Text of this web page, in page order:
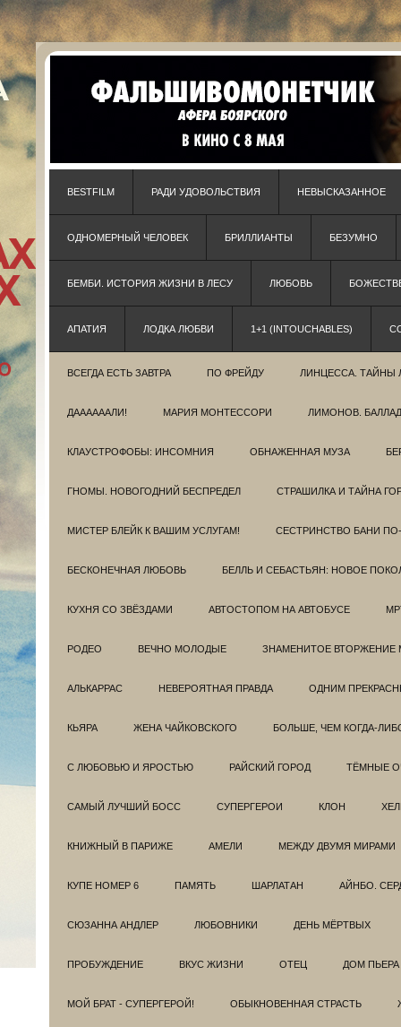
BESTFILM РАДИ УДОВОЛЬСТВИЯ НЕВЫСКАЗАННОЕ
ОДНОМЕРНЫЙ ЧЕЛОВЕК БРИЛЛИАНТЫ БЕЗУМНО
БЕМБИ. ИСТОРИЯ ЖИЗНИ В ЛЕСУ ЛЮБОВЬ
АПАТИЯ ЛОДКА ЛЮБВИ 1+1 (INTOUCHABLES)
ВСЕГДА ЕСТЬ ЗАВТРА ПО ФРЕЙДУ ЛИНЦЕССА. ТАЙНЫ
ДААААААЛИ! МАРИЯ МОНТЕССОРИ ЛИМОНОВ.
КЛАУСТРОФОБЫ: ИНСОМНИЯ ОБНАЖЕННАЯ МУЗА
ГНОМЫ. НОВОГОДНИЙ БЕСПРЕДЕЛ СТРАШИЛКА И ТАЙНА
МИСТЕР БЛЕЙК К ВАШИМ УСЛУГАМ! СЕСТРИНСТВО БАНИ
БЕСКОНЕЧНАЯ ЛЮБОВЬ БЕЛЛЬ И СЕБАСТЬЯН: НОВОЕ
КУХНЯ СО ЗВЁЗДАМИ АВТОСТОПОМ НА АВТОБУСЕ
РОДЕО ВЕЧНО МОЛОДЫЕ ЗНАМЕНИТОЕ ВТОРЖЕНИЕ
АЛЬКАРРАС НЕВЕРОЯТНАЯ ПРАВДА ОДНИМ
КЬЯРА ЖЕНА ЧАЙКОВСКОГО БОЛЬШЕ, ЧЕМ КОГДА-
С ЛЮБОВЬЮ И ЯРОСТЬЮ РАЙСКИЙ ГОРОД ТЁМНЫЕ
САМЫЙ ЛУЧШИЙ БОСС СУПЕРГЕРОИ КЛОН
КНИЖНЫЙ В ПАРИЖЕ АМЕЛИ МЕЖДУ ДВУМЯ МИРАМИ
КУПЕ НОМЕР 6 ПАМЯТЬ ШАРЛАТАН АЙНБО.
СЮЗАННА АНДЛЕР ЛЮБОВНИКИ ДЕНЬ МЁРТВЫХ
ПРОБУЖДЕНИЕ ВКУС ЖИЗНИ ОТЕЦ ДОМ ПЬЕРА
МОЙ БРАТ - СУПЕРГЕРОЙ! ОБЫКНОВЕННАЯ СТРАСТЬ